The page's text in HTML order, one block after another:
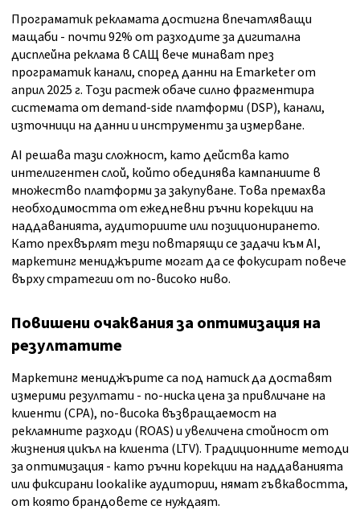
Програматик рекламата достигна впечатляващи
мащаби - почти 92% от разходите за дигитална
дисплейна реклама в САЩ вече минават през
програматик канали, според данни на Emarketer от
април 2025 г. Този растеж обаче силно фрагментира
системата от demand-side платформи (DSP), канали,
източници на данни и инструменти за измерване.
AI решава тази сложност, като действа като
интелигентен слой, който обединява кампаниите в
множество платформи за закупуване. Това премахва
необходимостта от ежедневни ръчни корекции на
наддаванията, аудиториите или позиционирането.
Като прехвърлят тези повтарящи се задачи към AI,
маркетинг мениджърите могат да се фокусират повече
върху стратегии от по-високо ниво.
Повишени очаквания за оптимизация на
резултатите
Маркетинг мениджърите са под натиск да доставят
измерими резултати - по-ниска цена за привличане на
клиенти (CPA), по-висока възвращаемост на
рекламните разходи (ROAS) и увеличена стойност от
жизнения цикъл на клиента (LTV). Традиционните методи
за оптимизация - като ръчни корекции на наддаванията
или фиксирани lookalike аудитории, нямат гъвкавостта,
от която брандовете се нуждаят.